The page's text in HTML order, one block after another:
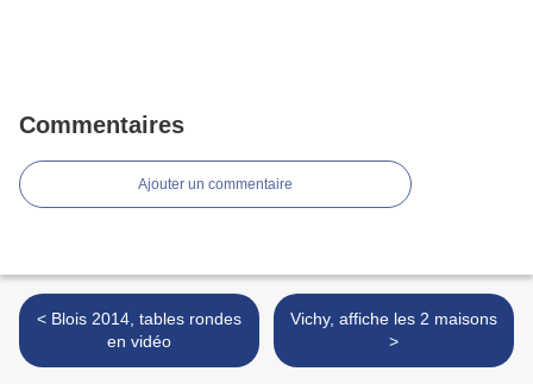
Commentaires
Ajouter un commentaire
< Blois 2014, tables rondes
en vidéo
Vichy, affiche les 2 maisons
>